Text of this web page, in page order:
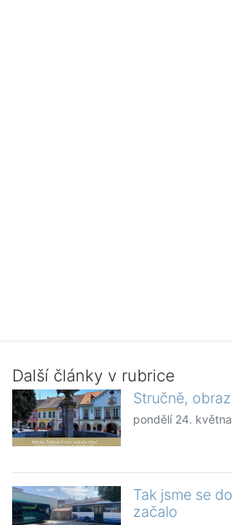
Další články v rubrice
Stručně,
pondělí 24.
Tak jsme se
začalo